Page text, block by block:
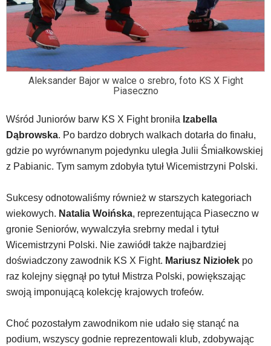
Aleksander Bajor w walce o srebro, foto KS X Fight
Piaseczno
Wśród Juniorów barw KS X Fight broniła Izabella
Dąbrowska. Po bardzo dobrych walkach dotarła do finału,
gdzie po wyrównanym pojedynku uległa Julii Śmiałkowskiej
z Pabianic. Tym samym zdobyła tytuł Wicemistrzyni Polski.
Sukcesy odnotowaliśmy również w starszych kategoriach
wiekowych. Natalia Woińska, reprezentująca Piaseczno w
gronie Seniorów, wywalczyła srebrny medal i tytuł
Wicemistrzyni Polski. Nie zawiódł także najbardziej
doświadczony zawodnik KS X Fight. Mariusz Niziołek po
raz kolejny sięgnął po tytuł Mistrza Polski, powiększając
swoją imponującą kolekcję krajowych trofeów.
Choć pozostałym zawodnikom nie udało się stanąć na
podium, wszyscy godnie reprezentowali klub, zdobywając